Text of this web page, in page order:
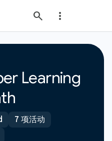
Learning
7 项活动